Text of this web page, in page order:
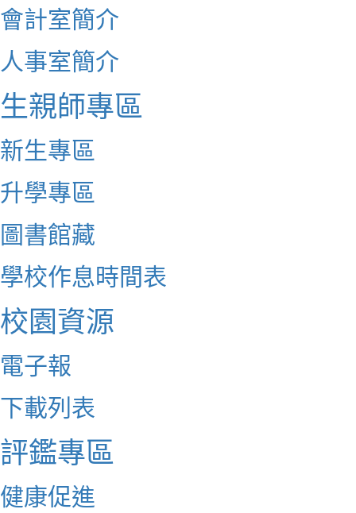
會計室簡介
人事室簡介
生親師專區
新生專區
升學專區
圖書館藏
學校作息時間表
校園資源
電子報
下載列表
評鑑專區
健康促進